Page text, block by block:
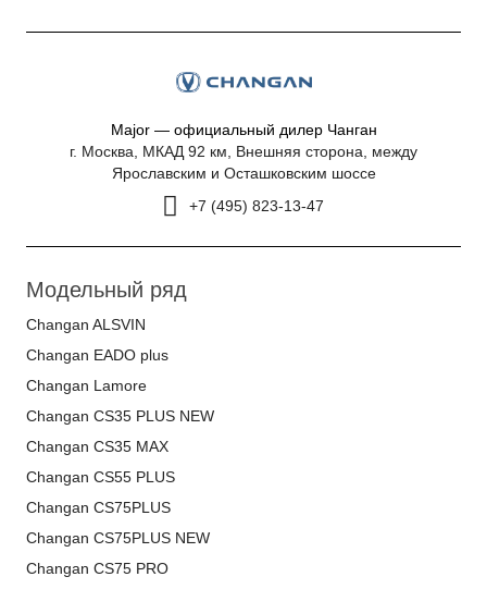
Major — официальный дилер Чанган
г. Москва, МКАД 92 км, Внешняя сторона, между
Ярославским и Осташковским шоссе
+7 (495) 823-13-47
Модельный ряд
Changan ALSVIN
Changan EADO plus
Changan Lamore
Changan CS35 PLUS NEW
Changan CS35 MAX
Changan CS55 PLUS
Changan CS75PLUS
Changan CS75PLUS NEW
Changan CS75 PRO